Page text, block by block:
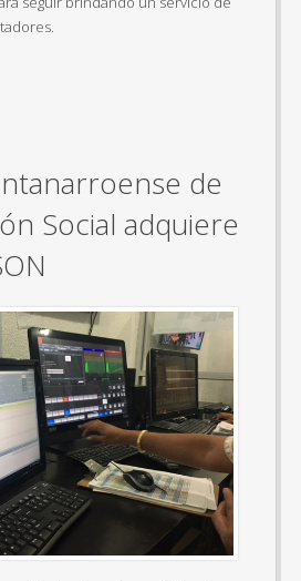
de
Social adquiere